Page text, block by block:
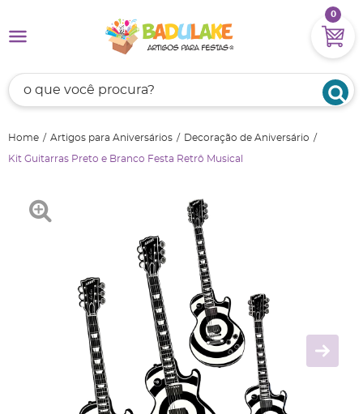
0
Home Artigos para Aniversários Decoração de Aniversário
Kit Guitarras Preto e Branco Festa Retrô Musical